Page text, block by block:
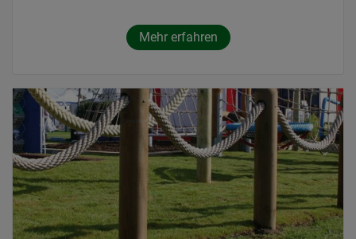
Mehr erfahren